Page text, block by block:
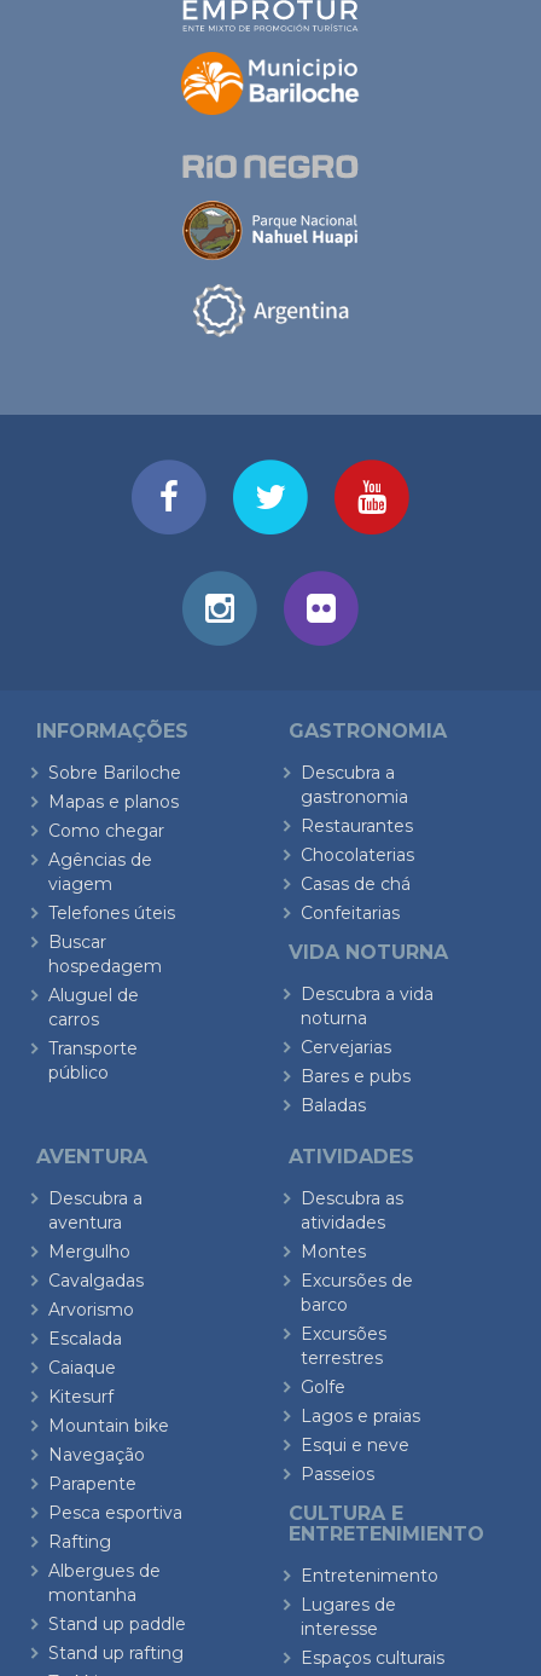
INFORMAÇÕES
Sobre Bariloche
Mapas e planos
Como chegar
Agências de
viagem
Telefones úteis
Buscar
hospedagem
Aluguel de
carros
Transporte
público
GASTRONOMIA
Descubra a
gastronomia
Restaurantes
Chocolaterias
Casas de chá
Confeitarias
VIDA NOTURNA
Descubra a vida
noturna
Cervejarias
Bares e pubs
Baladas
AVENTURA
Descubra a
aventura
Mergulho
Cavalgadas
Arvorismo
Escalada
Caiaque
Kitesurf
Mountain bike
Navegação
Parapente
Pesca esportiva
Rafting
Albergues de
montanha
Stand up paddle
Stand up rafting
ATIVIDADES
Descubra as
atividades
Montes
Excursões de
barco
Excursões
terrestres
Golfe
Lagos e praias
Esqui e neve
Passeios
CULTURA E
ENTRETENIMIENTO
Entretenimento
Lugares de
interesse
Espaços culturais